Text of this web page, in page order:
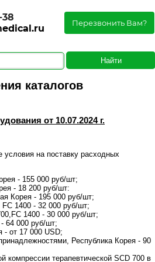
38
Перезвонить Вам?
каталогов
от 10.07.2024 г.
на поставку расходных
- 155 000 руб/шт;
- 18 200 руб/шт:
Корея - 195 000 руб/шт;
1400 - 32 000 руб/шт;
1400 - 30 000 руб/шт;
64 000 руб/шт;
от 17 000 USD;
Республика Корея - 90
терапевтической SCD 700 в